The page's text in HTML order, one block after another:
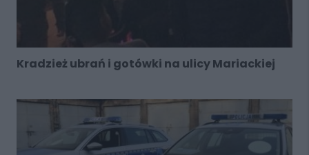
Kradzież ubrań i gotówki na ulicy Mariackiej